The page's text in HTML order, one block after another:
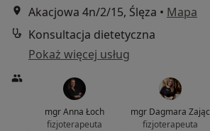
Akacjowa 4n/2/15, Ślęza • Mapa
Konsultacja dietetyczna
Pokaż więcej usług
mgr Anna Łoch
fizjoterapeuta
mgr Dagmara Zając
fizjoterapeuta